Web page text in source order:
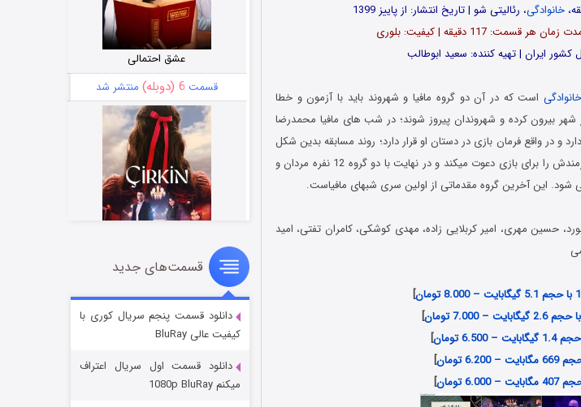
خانوادگی، رئالیتی شو | تاریخ انتشار: از پاییز 1399
117 دقیقه | کیفیت: بلوری
ایران | تهیه کننده: سعید ابوطالب
خانوادگیاست که در آن دو گروه مافیا و شهروند باید با آزمون و خطا
از شهر بیرون کرده و شهروندان پیروز شوند؛ در شب های مافیا محمدرضا
و در واقع فرمان بازی در دستان او قرار دارد؛ روند مسابقه بدین شکل
است که در هر فصل یک بازیگر 12 نفر از دوستان هنرمندش را برای بازی دعوت میکند و در نهایت با دو گروه 12 نفره مردان و
حسین مهری، امیر کربلایی زاده، مهدی کوشکی، کامران تفتی، امید
]
]
]
]
]
عشق احتمالی
قسمت 6 (دوبله) منتشر شد
سریال زشت
قسمت5 (زیرنویس) منتشر شد
قسمت‌های جدید
دانلود قسمت پنجم سریال کوری با
کیفیت عالی BluRay
دانلود قسمت اول سریال اعتراف
میکنم 1080p BluRay